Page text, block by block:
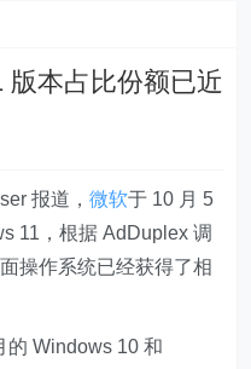
版本占比份额已近
报道，微软于 10 月 5
11，根据 AdDuplex 调
操作系统已经获得了相
的 Windows 10 和